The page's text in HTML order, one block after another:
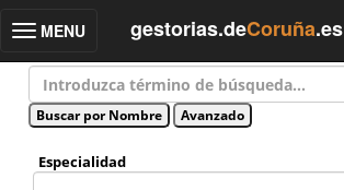
Toggle
MENU gestorias.deCoruña.es
Especialidad